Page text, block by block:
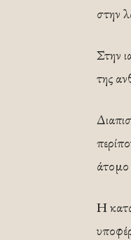
στην
Στην
της
άτομο
Η